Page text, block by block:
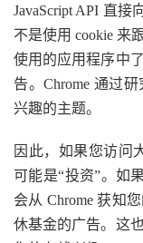
JavaScript API 直接
不是使用 cookie 来
使用的应用程序中
告。Chrome 通过
兴趣的主题。
因此，如果您访问
可能是“投资”。如
会从 Chrome 获知
休基金的广告。这